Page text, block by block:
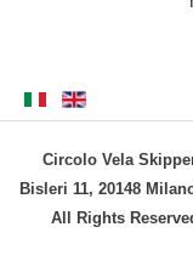
Circolo Vela
Bisleri 11, 20148
All Rights